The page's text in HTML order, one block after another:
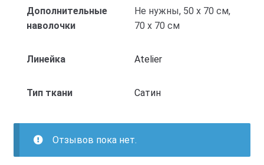
Дополнительные
наволочки
Не нужны, 50 x 70 см,
70 x 70 см
Линейка Atelier
Тип ткани Cатин
Отзывов пока нет.